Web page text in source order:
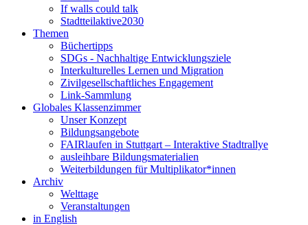
If walls could talk
Stadtteilaktive2030
Themen
Büchertipps
SDGs - Nachhaltige Entwicklungsziele
Interkulturelles Lernen und Migration
Zivilgesellschaftliches Engagement
Link-Sammlung
Globales Klassenzimmer
Unser Konzept
Bildungsangebote
FAIRlaufen in Stuttgart – Interaktive Stadtrallye
ausleihbare Bildungsmaterialien
Weiterbildungen für Multiplikator*innen
Archiv
Welttage
Veranstaltungen
in English